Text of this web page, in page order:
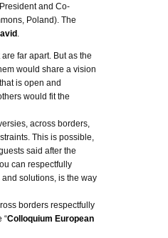
and Co-
Poland). The
far apart. But as the
would share a vision
is open and
would fit the
across borders,
This is possible,
said after the
can respectfully
solutions, is the way
borders respectfully
“Colloquium European